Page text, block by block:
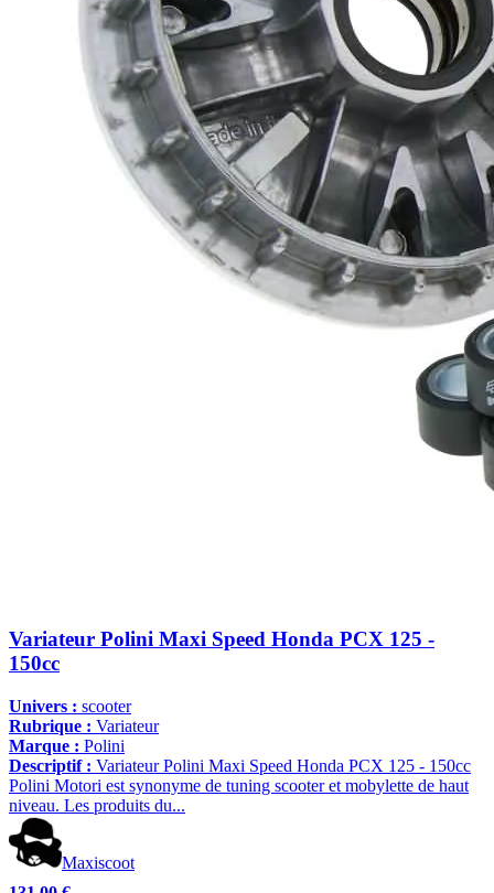
Variateur Polini Maxi Speed Honda PCX 125 -
150cc
Univers : scooter
Rubrique : Variateur
Marque : Polini
Descriptif : Variateur Polini Maxi Speed Honda PCX 125 - 150cc
Polini Motori est synonyme de tuning scooter et mobylette de haut
niveau. Les produits du...
Maxiscoot